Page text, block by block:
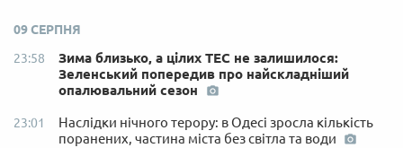
09 СЕРПНЯ
23:58
Зима близько, а цілих ТЕС не залишилося:
Зеленський попередив про найскладніший
опалювальний сезон
23:01
Наслідки нічного терору: в Одесі зросла кількість
поранених, частина міста без світла та води